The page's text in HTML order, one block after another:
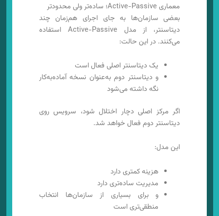
معماری Active-Passive؛ ساده‌تر ولی محدودتر
بعضی سازمان‌ها به جای اجرای هم‌زمان چند
دیتاسنتر، از مدل Active-Passive استفاده
می‌کنند. در این حالت:
یک دیتاسنتر اصلی فعال است
و دیتاسنتر دوم به‌عنوان نسخه آماده‌به‌کار
نگه داشته می‌شود
اگر مرکز اصلی دچار اختلال شود، سرویس روی
دیتاسنتر دوم فعال خواهد شد.
این مدل:
هزینه کمتری دارد
مدیریت ساده‌تری دارد
و برای بسیاری از سازمان‌ها انتخاب
منطقی‌تری است